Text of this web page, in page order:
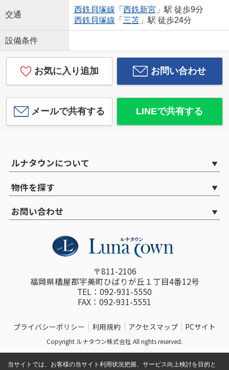
交通
西鉄貝塚線 「 西鉄新宮 」駅 徒歩9分
西鉄貝塚線 「 三苫」駅 徒歩24分
設備条件
お気に入り追加 お問い合わせ
メールで共有する LINEで共有する
ルナタウンについて
物件を探す
お問い合わせ
〒811-2106
福岡県糟屋郡宇美町ひばりが丘１丁目4番12号
TEL：092-931-5550
FAX：092-931-5551
プライバシーポリシー 利用規約 アクセスマップ PCサイト
Copyright ルナタウン株式会社 All rights reserved.
当サイトでは、お客様の当サイト利用状況把握、サービス向上検討を目的と